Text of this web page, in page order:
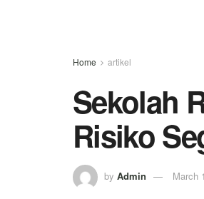
Home artikel
Sekolah
Risiko
by Admin March